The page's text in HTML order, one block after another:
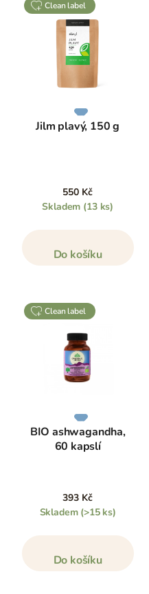
clean label
Jilm plavý, 150 g
550 Kč
Skladem (13 ks)
Do košíku
clean label
BIO ashwagandha,
60 kapslí
393 Kč
Skladem (>15 ks)
Do košíku